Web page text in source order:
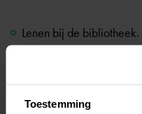
Toestemming
Lenen bij de
een paar jaar oud, maar
Lenen van een vriend of